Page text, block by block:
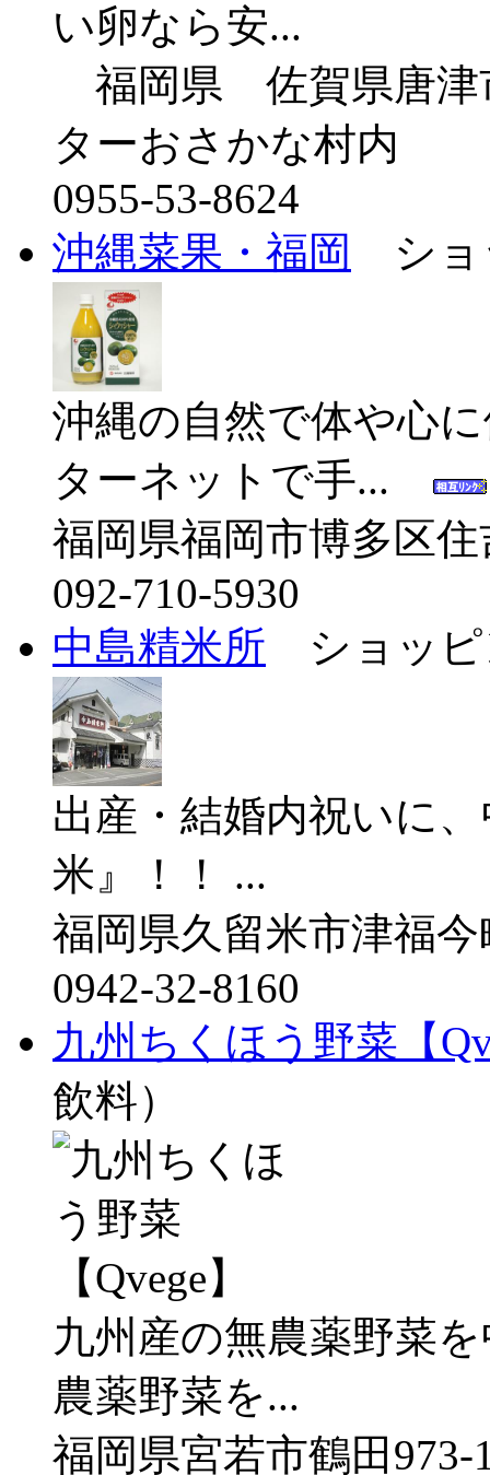
い卵なら安...
福岡県 佐賀県唐津
ターおさかな村内
0955-53-8624
沖縄菜果・福岡
ショ
沖縄の自然で体や心
ターネットで手...
福岡県福岡市博多区
092-710-5930
中島精米所 ショッピ
出産・結婚内祝いに
米』！！ ...
福岡県久留米市津福今
0942-32-8160
九州ちくほう野菜【
飲料）
九州産の無農薬野菜
農薬野菜を...
福岡県宮若市鶴田973-